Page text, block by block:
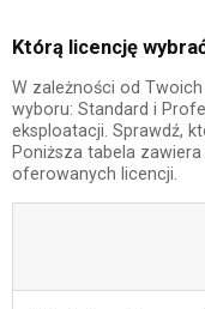
Którą licencję
W zależności od
wyboru: Standard i
eksploatacji. Sprawdź,
Poniższa tabela
oferowanych licencji.